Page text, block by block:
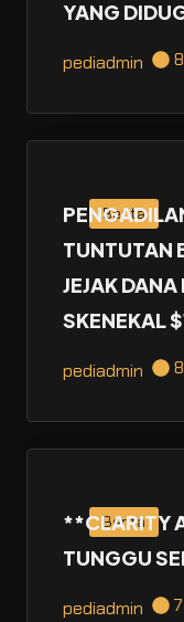
YANG
pediadmin
Berita
TUNTUTAN
JEJAK
SKENEKAL
pediadmin
Berita
**CLARITY
TUNGGU
pediadmin